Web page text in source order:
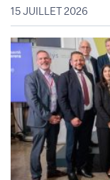
15 JUILLET 2026